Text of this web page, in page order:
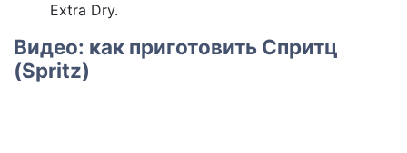
Extra Dry.
Видео: как приготовить Спритц
(Spritz)